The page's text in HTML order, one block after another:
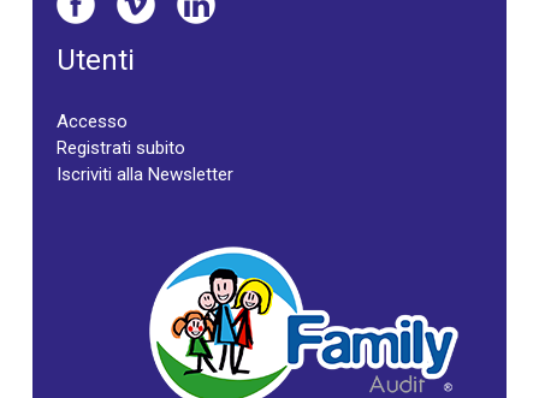
Utenti
Accesso
Registrati subito
Iscriviti alla Newsletter